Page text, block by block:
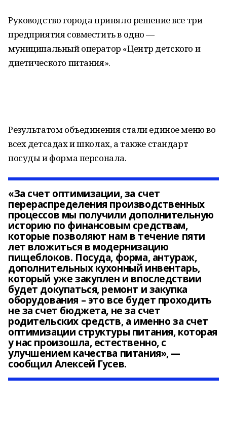
Руководство города приняло решение все три
предприятия совместить в одно —
муниципальный оператор «Центр детского и
диетического питания».
Результатом объединения стали единое меню во
всех детсадах и школах, а также стандарт
посуды и форма персонала.
«За счет оптимизации, за счет
перераспределения производственных
процессов мы получили дополнительную
историю по финансовым средствам,
которые позволяют нам в течение пяти
лет вложиться в модернизацию
пищеблоков. Посуда, форма, антураж,
дополнительных кухонный инвентарь,
который уже закуплен и впоследствии
будет докупаться, ремонт и закупка
оборудования – это все будет проходить
не за счет бюджета, не за счет
родительских средств, а именно за счет
оптимизации структуры питания, которая
у нас произошла, естественно, с
улучшением качества питания», —
сообщил Алексей Гусев.